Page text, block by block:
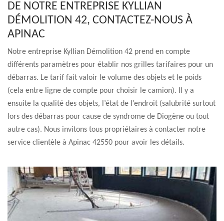
DE NOTRE ENTREPRISE KYLLIAN
DÉMOLITION 42, CONTACTEZ-NOUS À
APINAC
Notre entreprise Kyllian Démolition 42 prend en compte
différents paramètres pour établir nos grilles tarifaires pour un
débarras. Le tarif fait valoir le volume des objets et le poids
(cela entre ligne de compte pour choisir le camion). Il y a
ensuite la qualité des objets, l’état de l’endroit (salubrité surtout
lors des débarras pour cause de syndrome de Diogène ou tout
autre cas). Nous invitons tous propriétaires à contacter notre
service clientèle à Apinac 42550 pour avoir les détails.